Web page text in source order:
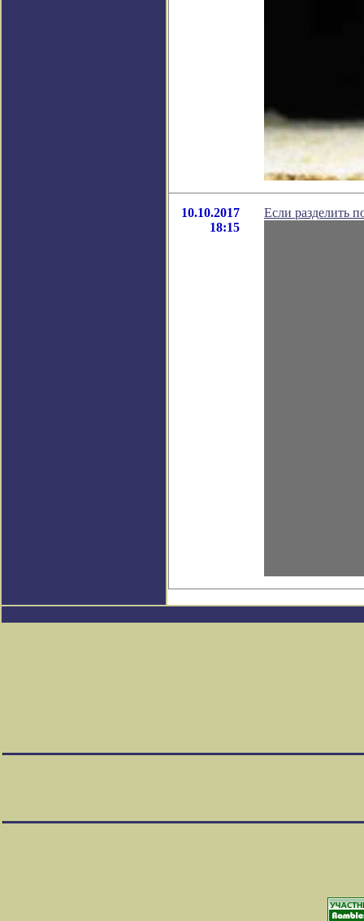
10.10.2017
18:15
Если разделить